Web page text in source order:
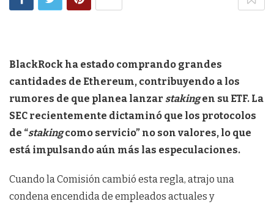
BlackRock ha estado comprando grandes
cantidades de Ethereum, contribuyendo a los
rumores de que planea lanzar stakingen su ETF. La
SEC recientemente dictaminó que los protocolos
de “stakingcomo servicio” no son valores, lo que
está impulsando aún más las especulaciones.
Cuando la Comisión cambió esta regla, atrajo una
condena encendida de empleados actuales y